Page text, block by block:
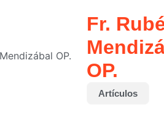
Fr.
OP.
Artículos